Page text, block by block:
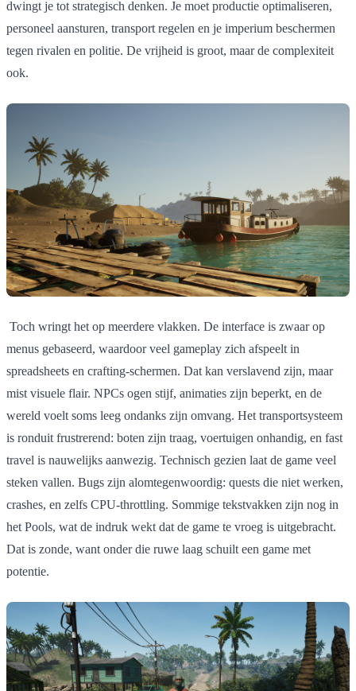
dwingt je tot strategisch denken. Je moet productie optimaliseren,
personeel aansturen, transport regelen en je imperium beschermen
tegen rivalen en politie. De vrijheid is groot, maar de complexiteit
ook.
Toch wringt het op meerdere vlakken. De interface is zwaar op
menus gebaseerd, waardoor veel gameplay zich afspeelt in
spreadsheets en crafting-schermen. Dat kan verslavend zijn, maar
mist visuele flair. NPCs ogen stijf, animaties zijn beperkt, en de
wereld voelt soms leeg ondanks zijn omvang. Het transportsysteem
is ronduit frustrerend: boten zijn traag, voertuigen onhandig, en fast
travel is nauwelijks aanwezig. Technisch gezien laat de game veel
steken vallen. Bugs zijn alomtegenwoordig: quests die niet werken,
crashes, en zelfs CPU-throttling. Sommige tekstvakken zijn nog in
het Pools, wat de indruk wekt dat de game te vroeg is uitgebracht.
Dat is zonde, want onder die ruwe laag schuilt een game met
potentie.